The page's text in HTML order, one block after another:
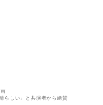
らしい」と共演者から絶賛